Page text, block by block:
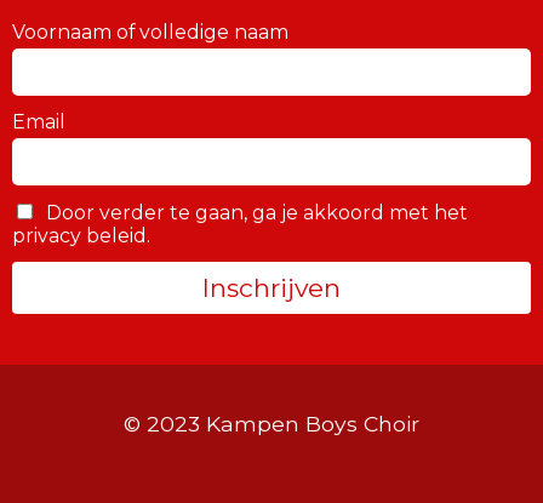
Voornaam of volledige naam
Email
Door verder te gaan, ga je akkoord met het
privacy beleid.
© 2023 Kampen Boys Choir